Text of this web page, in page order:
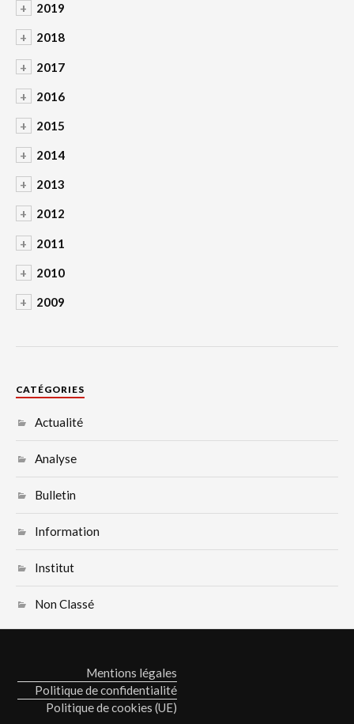
+ 2019
+ 2018
+ 2017
+ 2016
+ 2015
+ 2014
+ 2013
+ 2012
+ 2011
+ 2010
+ 2009
CATÉGORIES
Actualité
Analyse
Bulletin
Information
Institut
Non Classé
Mentions légales
Politique de confidentialité
Politique de cookies (UE)